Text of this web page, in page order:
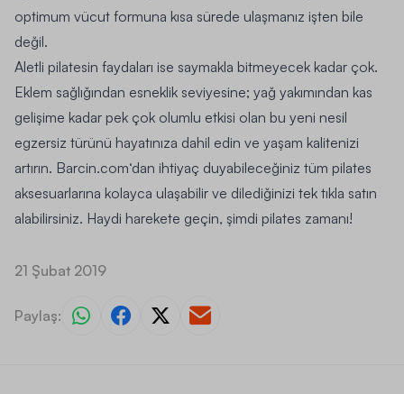
optimum vücut formuna kısa sürede ulaşmanız işten bile
değil.
Aletli pilatesin faydaları ise saymakla bitmeyecek kadar çok.
Eklem sağlığından esneklik seviyesine; yağ yakımından kas
gelişime kadar pek çok olumlu etkisi olan bu yeni nesil
egzersiz türünü hayatınıza dahil edin ve yaşam kalitenizi
artırın. Barcin.com‘dan ihtiyaç duyabileceğiniz tüm pilates
aksesuarlarına kolayca ulaşabilir ve dilediğinizi tek tıkla satın
alabilirsiniz. Haydi harekete geçin, şimdi pilates zamanı!
21 Şubat 2019
Paylaş: